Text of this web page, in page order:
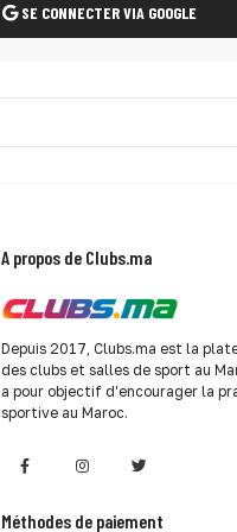
SE CONNECTER VIA GOOGLE
A propos de Clubs.ma
Depuis 2017, Clubs.ma est la
des clubs et salles de sport au
a pour objectif d'encourager la
sportive au Maroc.
Méthodes de paiement